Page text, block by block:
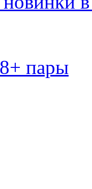
пары